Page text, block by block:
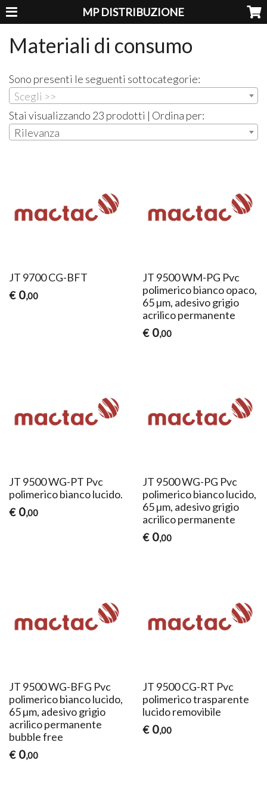
MP DISTRIBUZIONE
Materiali di consumo
Sono presenti le seguenti sottocategorie:
Scegli >>
Stai visualizzando 23 prodotti | Ordina per:
Rilevanza
JT 9700 CG-BFT
€ 0,00
JT 9500 WM-PG ​Pvc
polimerico bianco opaco,
65 µm, adesivo grigio
acrilico permanente
€ 0,00
JT 9500 WG-PT ​Pvc
polimerico bianco lucido.
€ 0,00
JT 9500 WG-PG ​Pvc
polimerico bianco lucido,
65 µm, adesivo grigio
acrilico permanente
€ 0,00
JT 9500 WG-BFG ​Pvc
polimerico bianco lucido,
65 µm, adesivo grigio
acrilico permanente
bubble free
€ 0,00
JT 9500 CG-RT ​Pvc
polimerico trasparente
lucido removibile
€ 0,00